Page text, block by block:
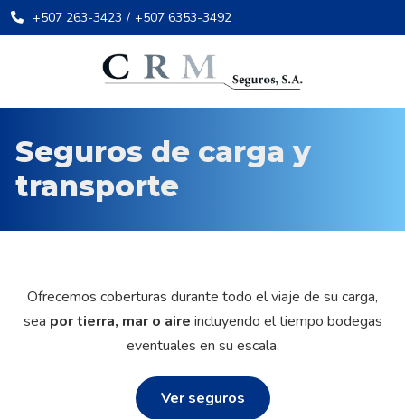
+507 263-3423 / +507 6353-3492
Seguros de carga y
transporte
Ofrecemos coberturas durante todo el viaje de su carga,
sea por tierra, mar o aire incluyendo el tiempo bodegas
eventuales en su escala.
Ver seguros